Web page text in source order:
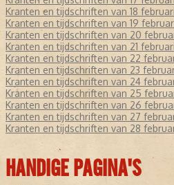
Kranten en tijdschriften van 18 februari
Kranten en tijdschriften van 19
Kranten en tijdschriften van 20
Kranten en tijdschriften van 21 februari
Kranten en tijdschriften van 22
Kranten en tijdschriften van 23
Kranten en tijdschriften van 24
Kranten en tijdschriften van 25
Kranten en tijdschriften van 26
Kranten en tijdschriften van 27
Kranten en tijdschriften van 28
HANDIGE PAGINA'S